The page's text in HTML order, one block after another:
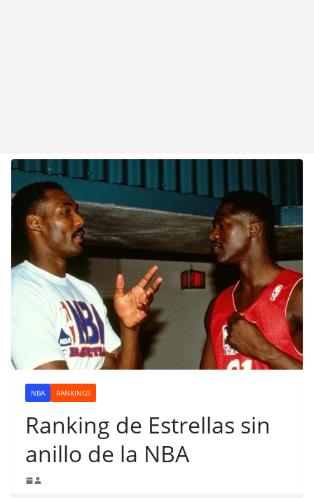
NBA RANKINGS
Ranking de Estrellas sin
anillo de la NBA